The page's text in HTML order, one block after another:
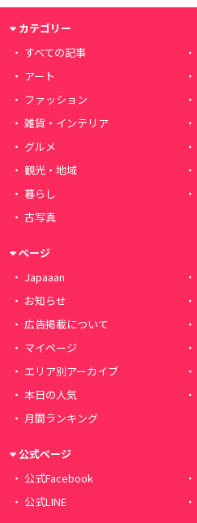
カテゴリー
すべての記事
アート
ファッション
雑貨・インテリア
グルメ
観光・地域
暮らし
古写真
ページ
Japaaan
お知らせ
広告掲載について
マイページ
エリア別アーカイブ
本日の人気
月間ランキング
公式ページ
公式Facebook
公式LINE